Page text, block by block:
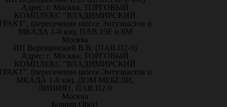
Адрес: г. Москва, ТОРГОВЫЙ
КОМПЛЕКС "ВЛАДИМИРСКИЙ
(пересечение шоссе Энтузиастов и
МКАДА 1-й км), ПАВ.19Е и 6М
Москва
ИП Верещинский В.В. (ПАВ.П2-9)
Адрес: г. Москва, ТОРГОВЫЙ
КОМПЛЕКС "ВЛАДИМИРСКИЙ
(пересечение шоссе Энтузиастов и
МКАДА 1-й км), ДОМ МЕБЕЛИ,
ЛИНИЯ1, ПАВ.П2-9
Москва
Корнер Oboi1